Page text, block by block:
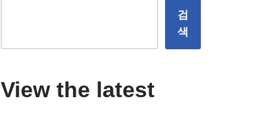
검
색
View the latest